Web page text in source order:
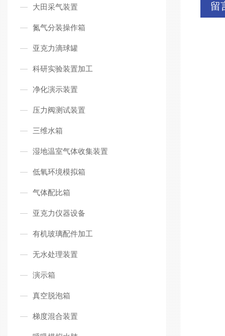
大田采气装置
氮气分装操作箱
亚克力滴球罐
科研实验装置加工
净化演示装置
压力阀测试装置
三维水箱
湿地温室气体收集装置
低氧环境模拟箱
气体配比箱
亚克力仪器设备
有机玻璃配件加工
无水处理装置
演示箱
真空脱泡箱
梯度混合装置
留